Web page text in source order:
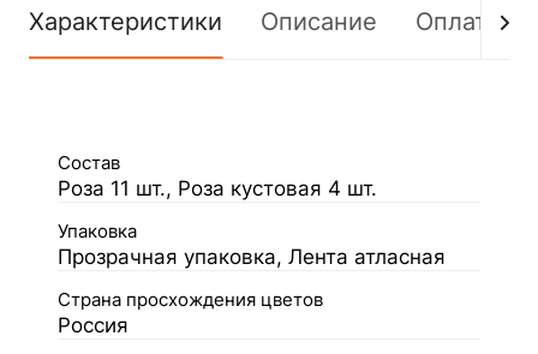
Характеристики Описание Оплата
Состав
Роза 11 шт., Роза кустовая 4 шт.
Упаковка
Прозрачная упаковка, Лента атласная
Страна просхождения цветов
Россия